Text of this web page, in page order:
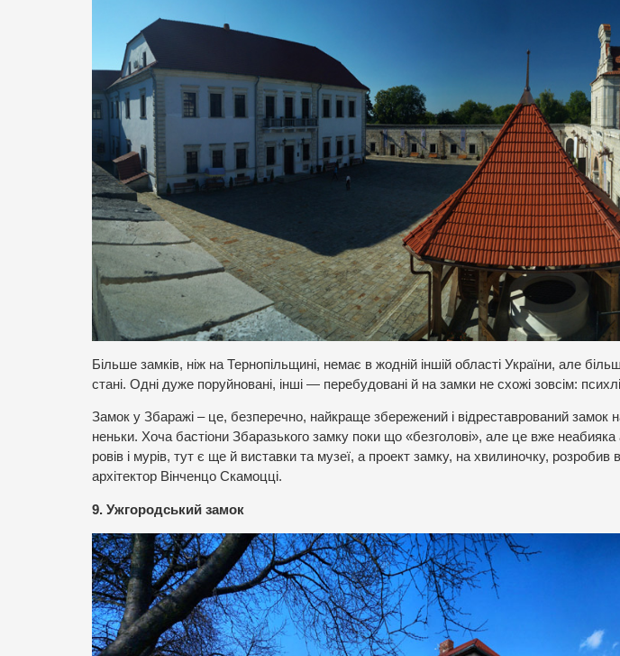
Більше замків, ніж на Тернопільщині, немає в жодній іншій області України, але
стані. Одні дуже поруйновані, інші — перебудовані й на замки не схожі зовсім:
Замок у Збаражі – це, безперечно, найкраще збережений і відреставрований замок
неньки. Хоча бастіони Збаразького замку поки що «безголові», але це вже
ровів і мурів, тут є ще й виставки та музеї, а проект замку, на хвилиночку, розробив
архітектор Вінченцо Скамоцці.
9. Ужгородський замок